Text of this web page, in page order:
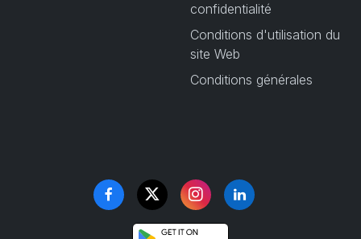
confidentialité
Conditions d'utilisation du
site Web
Conditions générales